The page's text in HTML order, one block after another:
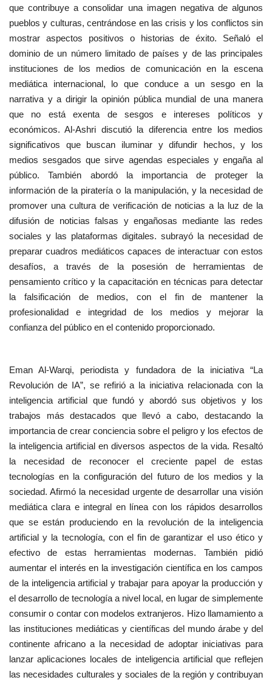
que contribuye a consolidar una imagen negativa de algunos
pueblos y culturas, centrándose en las crisis y los conflictos sin
mostrar aspectos positivos o historias de éxito. Señaló el
dominio de un número limitado de países y de las principales
instituciones de los medios de comunicación en la escena
mediática internacional, lo que conduce a un sesgo en la
narrativa y a dirigir la opinión pública mundial de una manera
que no está exenta de sesgos e intereses políticos y
económicos. Al-Ashri discutió la diferencia entre los medios
significativos que buscan iluminar y difundir hechos, y los
medios sesgados que sirve agendas especiales y engaña al
público. También abordó la importancia de proteger la
información de la piratería o la manipulación, y la necesidad de
promover una cultura de verificación de noticias a la luz de la
difusión de noticias falsas y engañosas mediante las redes
sociales y las plataformas digitales. subrayó la necesidad de
preparar cuadros mediáticos capaces de interactuar con estos
desafíos, a través de la posesión de herramientas de
pensamiento crítico y la capacitación en técnicas para detectar
la falsificación de medios, con el fin de mantener la
profesionalidad e integridad de los medios y mejorar la
confianza del público en el contenido proporcionado.
Eman Al-Warqi, periodista y fundadora de la iniciativa “La
Revolución de IA”, se refirió a la iniciativa relacionada con la
inteligencia artificial que fundó y abordó sus objetivos y los
trabajos más destacados que llevó a cabo, destacando la
importancia de crear conciencia sobre el peligro y los efectos de
la inteligencia artificial en diversos aspectos de la vida. Resaltó
la necesidad de reconocer el creciente papel de estas
tecnologías en la configuración del futuro de los medios y la
sociedad. Afirmó la necesidad urgente de desarrollar una visión
mediática clara e integral en línea con los rápidos desarrollos
que se están produciendo en la revolución de la inteligencia
artificial y la tecnología, con el fin de garantizar el uso ético y
efectivo de estas herramientas modernas. También pidió
aumentar el interés en la investigación científica en los campos
de la inteligencia artificial y trabajar para apoyar la producción y
el desarrollo de tecnología a nivel local, en lugar de simplemente
consumir o contar con modelos extranjeros. Hizo llamamiento a
las instituciones mediáticas y científicas del mundo árabe y del
continente africano a la necesidad de adoptar iniciativas para
lanzar aplicaciones locales de inteligencia artificial que reflejen
las necesidades culturales y sociales de la región y contribuyan